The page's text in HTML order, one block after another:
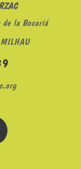
la Bocariá